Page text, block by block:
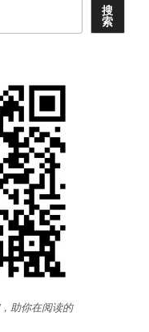
搜
索
助你在阅读的